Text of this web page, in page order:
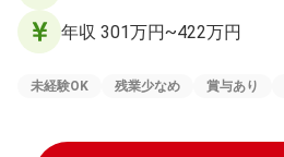
年収 301万円~422万円
未経験OK 残業少なめ 賞与あり